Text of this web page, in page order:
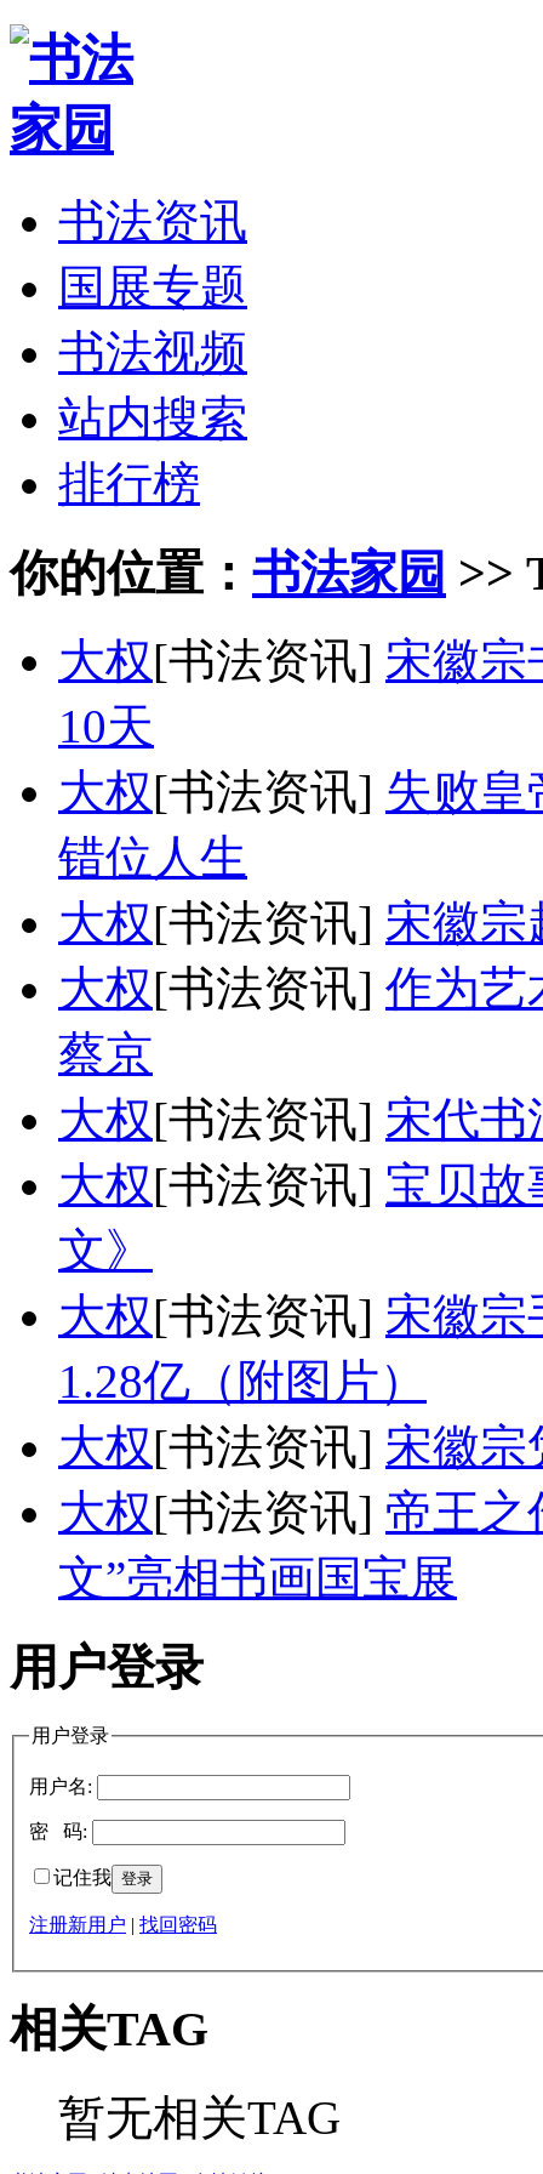
书法资讯
国展专题
书法视频
站内搜索
排行榜
你的位置： 书法家园 >>
大权[书法资讯] 宋徽宗
10天
大权[书法资讯] 失败皇
错位人生
大权[书法资讯] 宋徽宗
大权[书法资讯] 作为艺
蔡京
大权[书法资讯] 宋代书
大权[书法资讯] 宝贝故
文》
大权[书法资讯] 宋徽宗
1.28亿（附图片）
大权[书法资讯] 宋徽宗
大权[书法资讯] 帝王之
文”亮相书画国宝展
用户登录
用户登录
用户名:
密 码:
记住我
注册新用户 | 找回密码
相关TAG
暂无相关TAG